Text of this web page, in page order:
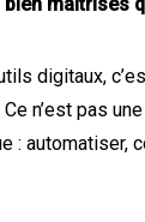
bien maîtrisés
digitaux,
n’est pas
: automatiser,